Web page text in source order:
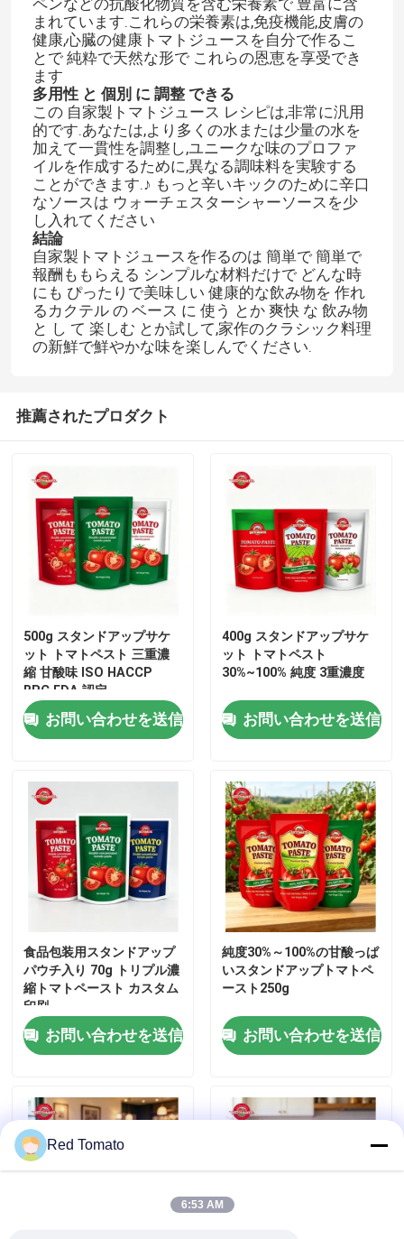
家へ
ビデオ
わたしたち に つい て
工場 ツアー
品質管理
連絡 ください
引金 を 求め て ください
レッド トマト パスト
まれています.これらの栄養素は,免疫機能,皮膚の
健康,心臓の健康トマトジュースを自分で作るこ
とで 純粋で天然な形で これらの恩恵を享受でき
ます
多用性 と 個別 に 調整 できる
この 自家製トマトジュース レシピは,非常に汎用
的です.あなたは,より多くの水または少量の水を
加えて一貫性を調整し,ユニークな味のプロファ
イルを作成するために,異なる調味料を実験する
ことができます.♪ もっと辛いキックのために辛口
なソースは ウォーチェスターシャーソースを少
し入れてください
結論
自家製トマトジュースを作るのは 簡単で 簡単で
報酬ももらえる シンプルな材料だけで どんな時
にも ぴったりで美味しい 健康的な飲み物を 作れ
るカクテル の ベース に 使う とか 爽快 な 飲み物
と し て 楽しむ とか試して,家作のクラシック料理
の新鮮で鮮やかな味を楽しんでください.
推薦されたプロダクト
500g スタンドアップサケ
ット トマトペスト 三重濃
縮 甘酸味 ISO HACCP
BRC FDA 認定
お問い合わせを送信
400g スタンドアップサケ
ット トマトペスト
30%~100% 純度 3重濃度
お問い合わせを送信
食品包装用スタンドアップ
パウチ入り 70g トリプル濃
縮トマトペースト カスタム
印刷
お問い合わせを送信
純度30%～100%の甘酸っぱ
いスタンドアップトマトペ
ースト250g
お問い合わせを送信
Red Tomato
6:53 AM